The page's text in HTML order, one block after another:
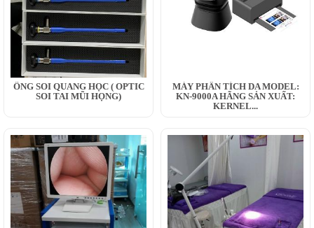
ỐNG SOI QUANG HỌC ( OPTIC
SOI TAI MŨI HỌNG)
MÁY PHÂN TÍCH DA MODEL:
KN-9000A HÃNG SẢN XUẤT:
KERNEL...